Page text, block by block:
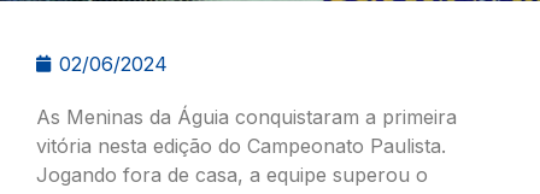
02/06/2024
As Meninas da Águia conquistaram a primeira
vitória nesta edição do Campeonato Paulista.
Jogando fora de casa, a equipe superou o